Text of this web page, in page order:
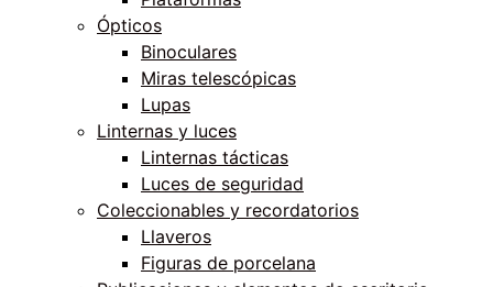
Ópticos
Binoculares
Miras telescópicas
Lupas
Linternas y luces
Linternas tácticas
Luces de seguridad
Coleccionables y recordatorios
Llaveros
Figuras de porcelana